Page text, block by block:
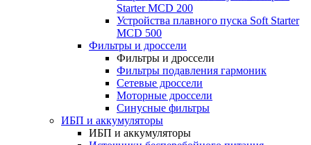
Starter MCD 200
Устройства плавного пуска Soft Starter
MCD 500
Фильтры и дроссели
Фильтры и дроссели
Фильтры подавления гармоник
Сетевые дроссели
Моторные дроссели
Синусные фильтры
ИБП и аккумуляторы
ИБП и аккумуляторы